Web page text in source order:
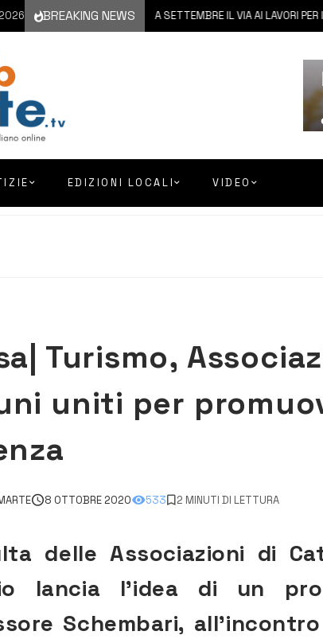
BREAKING NEWS
2026 CATANIA | A SETTEMBRE IL VIA AI LAVORI PER IL
EDIZIONI LOCALI VIDEO
Turismo,
uniti per
8 OTTOBRE 2020 533 2 MINUTI DI LETTURA
delle Associazioni di
lancia l’idea di un
Schembari,